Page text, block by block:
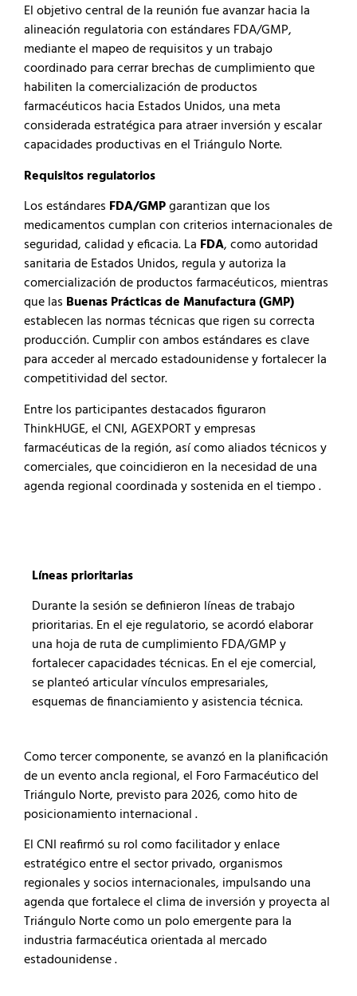
El objetivo central de la reunión fue avanzar hacia la
alineación regulatoria con estándares FDA/GMP,
mediante el mapeo de requisitos y un trabajo
coordinado para cerrar brechas de cumplimiento que
habiliten la comercialización de productos
farmacéuticos hacia Estados Unidos, una meta
considerada estratégica para atraer inversión y escalar
capacidades productivas en el Triángulo Norte.
Requisitos regulatorios
Los estándares FDA/GMPgarantizan que los
medicamentos cumplan con criterios internacionales de
seguridad, calidad y eficacia. La FDA, como autoridad
sanitaria de Estados Unidos, regula y autoriza la
comercialización de productos farmacéuticos, mientras
que las Buenas Prácticas de Manufactura (GMP)
establecen las normas técnicas que rigen su correcta
producción. Cumplir con ambos estándares es clave
para acceder al mercado estadounidense y fortalecer la
competitividad del sector.
Entre los participantes destacados figuraron
ThinkHUGE, el CNI, AGEXPORT y empresas
farmacéuticas de la región, así como aliados técnicos y
comerciales, que coincidieron en la necesidad de una
agenda regional coordinada y sostenida en el tiempo .
Líneas prioritarias
Durante la sesión se definieron líneas de trabajo
prioritarias. En el eje regulatorio, se acordó elaborar
una hoja de ruta de cumplimiento FDA/GMP y
fortalecer capacidades técnicas. En el eje comercial,
se planteó articular vínculos empresariales,
esquemas de financiamiento y asistencia técnica.
Como tercer componente, se avanzó en la planificación
de un evento ancla regional, el Foro Farmacéutico del
Triángulo Norte, previsto para 2026, como hito de
posicionamiento internacional .
El CNI reafirmó su rol como facilitador y enlace
estratégico entre el sector privado, organismos
regionales y socios internacionales, impulsando una
agenda que fortalece el clima de inversión y proyecta al
Triángulo Norte como un polo emergente para la
industria farmacéutica orientada al mercado
estadounidense .